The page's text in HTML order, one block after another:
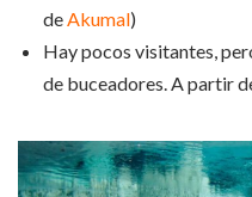
deAkumal)
Hay pocos visitantes,
de buceadores. A partir